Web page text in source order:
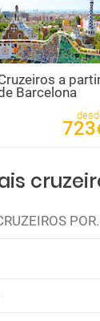
a
Barcelona
723